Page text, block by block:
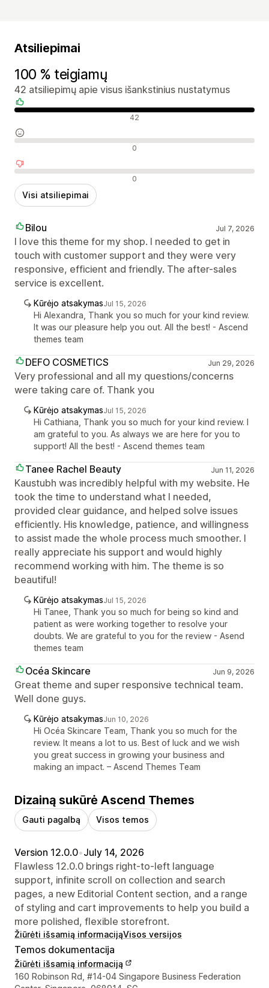
Atsiliepimai
100 % teigiamų
42 atsiliepimų apie visus išankstinius nustatymus
Teigiami atsiliepimai 42
Neutralūs atsiliepimai 0
Neigiami atsiliepimai 0
Visi atsiliepimai
Bilou Jul 7, 2026
I love this theme for my shop. I needed to get in
touch with customer support and they were very
responsive, efficient and friendly. The after-sales
service is excellent.
Kūrėjo atsakymasJul 15, 2026
Hi Alexandra, Thank you so much for your kind review.
It was our pleasure help you out. All the best! - Ascend
themes team
DEFO COSMETICS Jun 29, 2026
Very professional and all my questions/concerns
were taking care of. Thank you
Kūrėjo atsakymasJul 15, 2026
Hi Cathiana, Thank you so much for your kind review. I
am grateful to you. As always we are here for you to
support! All the best! - Ascend themes team
Tanee Rachel Beauty Jun 11, 2026
Kaustubh was incredibly helpful with my website. He
took the time to understand what I needed,
provided clear guidance, and helped solve issues
efficiently. His knowledge, patience, and willingness
to assist made the whole process much smoother. I
really appreciate his support and would highly
recommend working with him. The theme is so
beautiful!
Kūrėjo atsakymasJul 15, 2026
Hi Tanee, Thank you so much for being so kind and
patient as were working together to resolve your
doubts. We are grateful to you for the review - Asend
themes team
Océa Skincare Jun 9, 2026
Great theme and super responsive technical team.
Well done guys.
Kūrėjo atsakymasJun 10, 2026
Hi Océa Skincare Team, Thank you so much for the
review. It means a lot to us. Best of luck and we wish
you great success in growing your business and
making an impact. – Ascend Themes Team
Dizainą sukūrė Ascend Themes
Gauti pagalbą Visos temos
Version 12.0.0•July 14, 2026
Flawless 12.0.0 brings right-to-left language
support, infinite scroll on collection and search
pages, a new Editorial Content section, and a range
of styling and cart improvements to help you build a
more polished, flexible storefront.
Žiūrėti išsamią informacijąVisos versijos
Temos dokumentacija
Žiūrėti išsamią informaciją
Kūrėjo kontaktiniai duomenys
160 Robinson Rd, #14-04 Singapore Business Federation